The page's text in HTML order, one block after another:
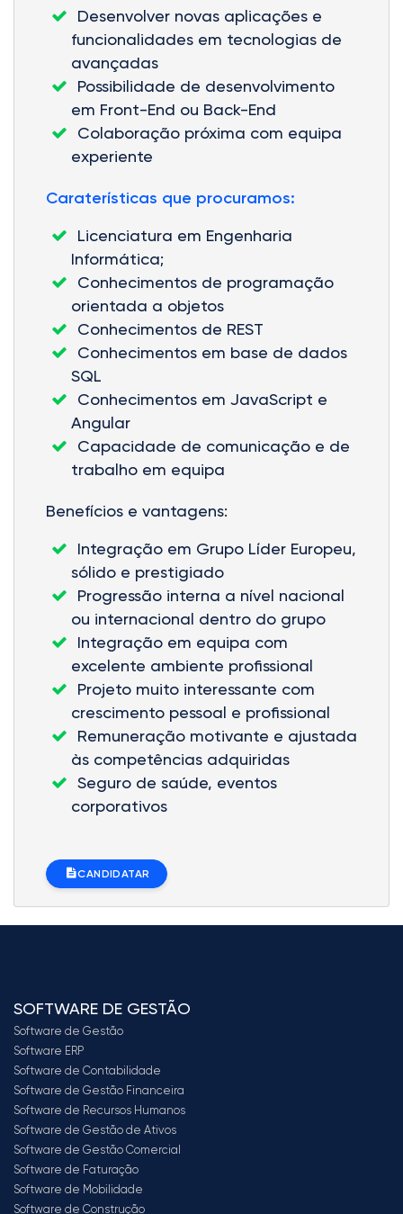
Desenvolver novas aplicações e
funcionalidades em tecnologias de
avançadas
Possibilidade de desenvolvimento
em Front-End ou Back-End
Colaboração próxima com equipa
experiente
Caraterísticas que procuramos:
Licenciatura em Engenharia
Informática;
Conhecimentos de programação
orientada a objetos
Conhecimentos de REST
Conhecimentos em base de dados
SQL
Conhecimentos em JavaScript e
Angular
Capacidade de comunicação e de
trabalho em equipa
Benefícios e vantagens:
Integração em Grupo Líder Europeu,
sólido e prestigiado
Progressão interna a nível nacional
ou internacional dentro do grupo
Integração em equipa com
excelente ambiente profissional
Projeto muito interessante com
crescimento pessoal e profissional
Remuneração motivante e ajustada
às competências adquiridas
Seguro de saúde, eventos
corporativos
CANDIDATAR
SOFTWARE DE GESTÃO
Software de Gestão
Software ERP
Software de Contabilidade
Software de Gestão Financeira
Software de Recursos Humanos
Software de Gestão de Ativos
Software de Gestão Comercial
Software de Faturação
Software de Mobilidade
Software de Construção